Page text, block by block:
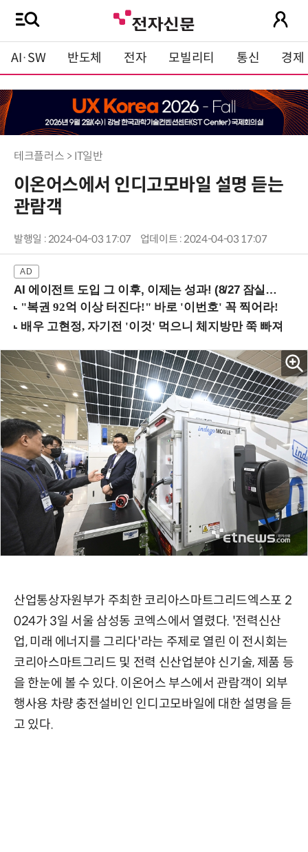
AI·SW 반도체 전자 모빌리티 통신 경제
테크플러스 > IT일반
이온어스에서 인디고모바일 설명 듣는
관람객
발행일 : 2024-04-03 17:07 업데이트 : 2024-04-03 17:07
AI 에이전트 도입 그 이후, 이제는 성과! (8/27 잠실역)
산업통상자원부가 주최한 코리아스마트그리드엑스포 2
024가 3일 서울 삼성동 코엑스에서 열렸다. '전력신산
업, 미래 에너지를 그리다'라는 주제로 열린 이 전시회는
코리아스마트그리드 및 전력 신산업분야 신기술, 제품 등
을 한눈에 볼 수 있다. 이온어스 부스에서 관람객이 외부
행사용 차량 충전설비인 인디고모바일에 대한 설명을 듣
고 있다.